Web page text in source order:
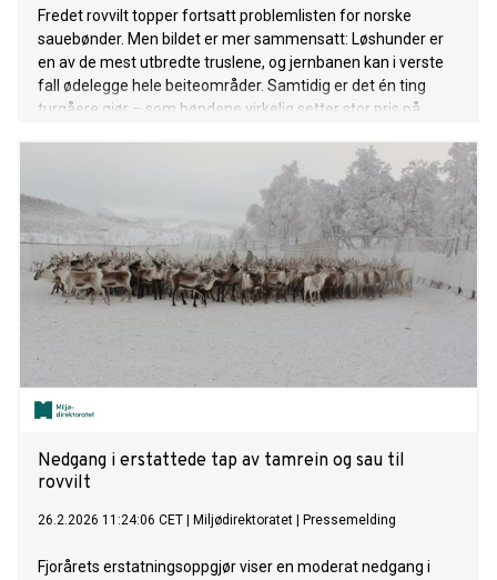
Fredet rovvilt topper fortsatt problemlisten for norske
sauebønder. Men bildet er mer sammensatt: Løshunder er
en av de mest utbredte truslene, og jernbanen kan i verste
fall ødelegge hele beiteområder. Samtidig er det én ting
turgåere gjør – som bøndene virkelig setter stor pris på.
Nedgang i erstattede tap av tamrein og sau til
rovvilt
26.2.2026 11:24:06 CET Miljødirektoratet Pressemelding
Fjorårets erstatningsoppgjør viser en moderat nedgang i